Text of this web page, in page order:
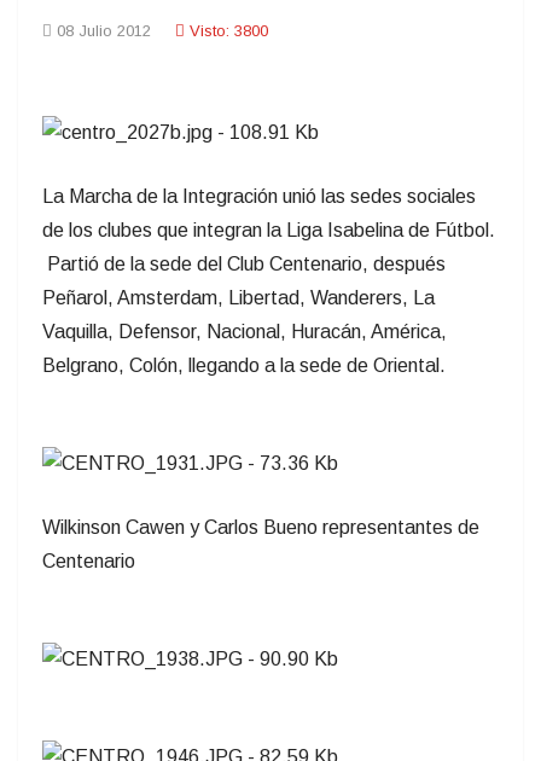
08 Julio 2012 Visto: 3800
La Marcha de la Integración unió las sedes sociales
de los clubes que integran la Liga Isabelina de Fútbol.
Partió de la sede del Club Centenario, después
Peñarol, Amsterdam, Libertad, Wanderers, La
Vaquilla, Defensor, Nacional, Huracán, América,
Belgrano, Colón, llegando a la sede de Oriental.
Wilkinson Cawen y Carlos Bueno representantes de
Centenario